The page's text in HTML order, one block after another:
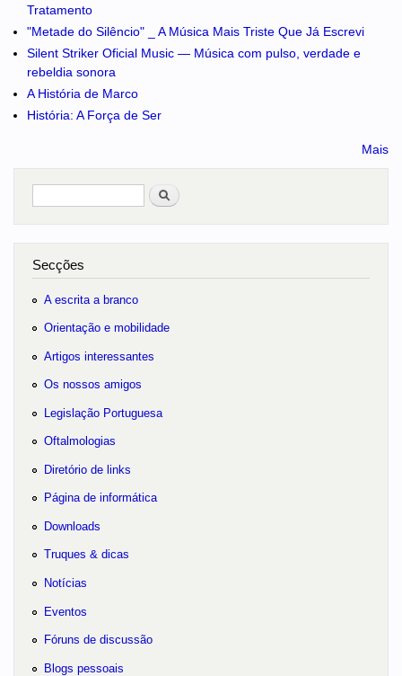
Tratamento
"Metade do Silêncio" _ A Música Mais Triste Que Já Escrevi
Silent Striker Oficial Music — Música com pulso, verdade e
rebeldia sonora
A História de Marco
História: A Força de Ser
Mais
Pesquisar
no portal
Secções
A escrita a branco
Orientação e mobilidade
Artigos interessantes
Os nossos amigos
Legislação Portuguesa
Oftalmologias
Diretório de links
Página de informática
Downloads
Truques & dicas
Notícias
Eventos
Fóruns de discussão
Blogs pessoais